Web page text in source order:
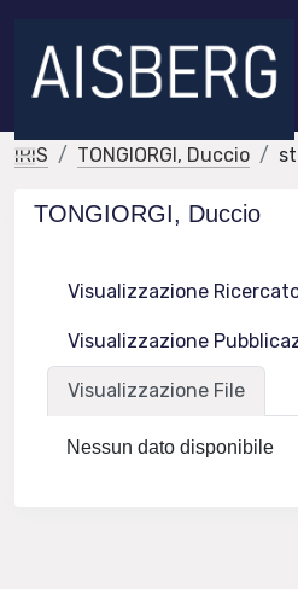
IRIS TONGIORGI, Duccio
TONGIORGI, Duccio
Visualizzazione
Visualizzazione
Visualizzazione File
Nessun dato disponibile